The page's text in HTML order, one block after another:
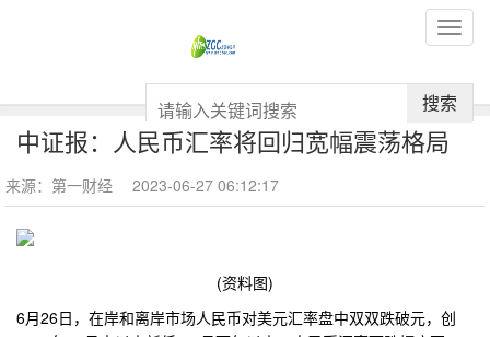
搜索
中证报：人民币汇率将回归宽幅震荡格局
来源：第一财经 2023-06-27 06:12:17
(资料图)
6月26日，在岸和离岸市场人民币对美元汇率盘中双双跌破元，创